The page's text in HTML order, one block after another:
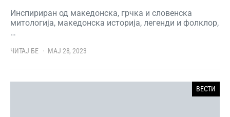
Инспириран од македонска, грчка и словенска
митологија, македонска историја, легенди и фолклор,
…
ЧИТАЈ БЕ МАЈ 28, 2023
ВЕСТИ